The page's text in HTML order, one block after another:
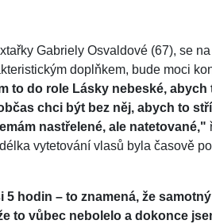
Gabriely Osvaldové (67), se
doplňkem, bude moci
to do role Lásky nebeské, abych
chci být bez něj, abych to
nastřelené, ale natetované,"
vytetování vlasů byla časově
hodin – to znamená, že
to vůbec nebolelo a dokonce